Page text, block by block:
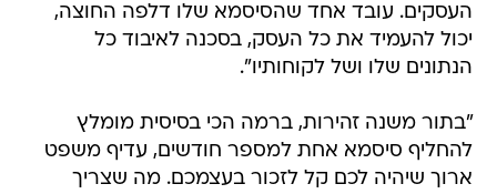
העסקים. עובד אחד שהסיסמא שלו דלפה החוצה,
יכול להעמיד את כל העסק, בסכנה לאיבוד כל
הנתונים שלו ושל לקוחותיו".
"בתור משנה זהירות, ברמה הכי בסיסית מומלץ
להחליף סיסמא אחת למספר חודשים, עדיף משפט
ארוך שיהיה לכם קל לזכור בעצמכם. מה שצריך